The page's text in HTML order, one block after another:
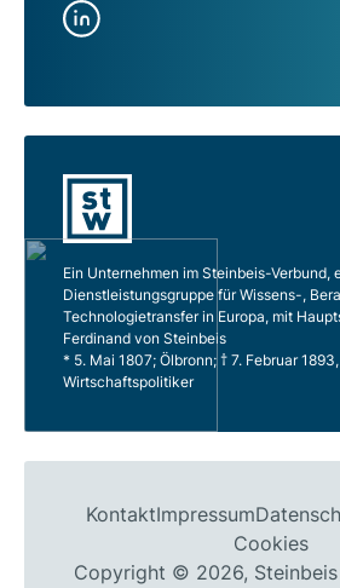
Ein Unternehmen im Steinbeis-Verbund,
Dienstleistungsgruppe für Wissens-,
Technologietransfer in Europa, mit
Ferdinand von Steinbeis
* 5. Mai 1807; Ölbronn; † 7. Februar
Wirtschaftspolitiker
KontaktImpressum
Cookies
Copyright © 2026, Steinbeis